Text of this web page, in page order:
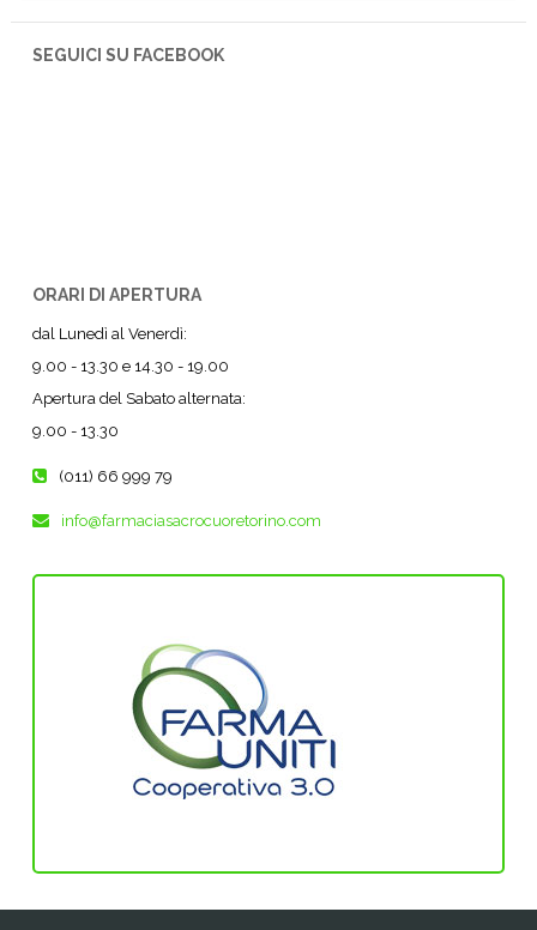
SEGUICI SU FACEBOOK
ORARI DI APERTURA
dal Lunedì al Venerdì:
9.00 - 13.30 e 14.30 - 19.00
Apertura del Sabato alternata:
9.00 - 13.30
(011) 66 999 79
info@farmaciasacrocuoretorino.com